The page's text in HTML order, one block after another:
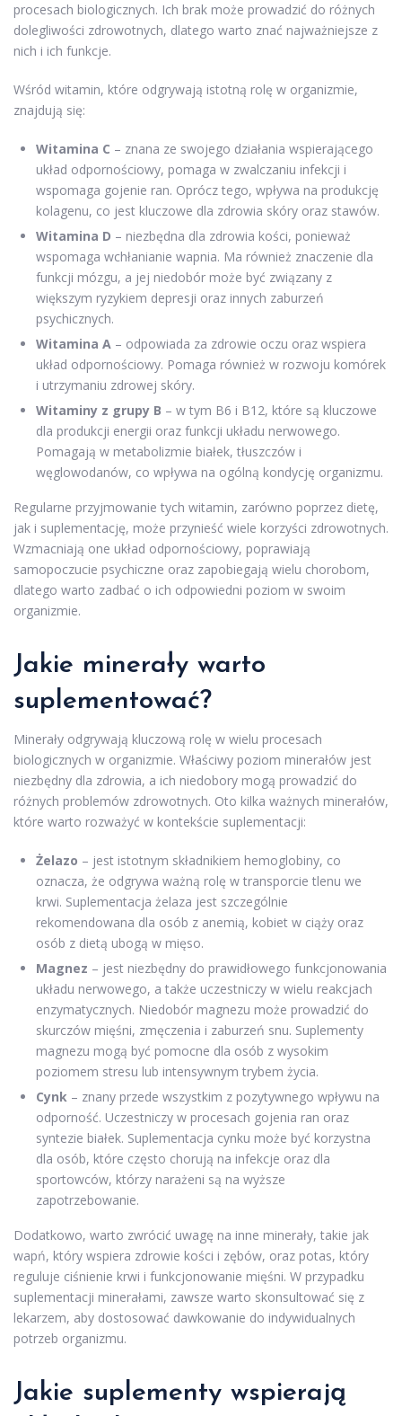
procesach biologicznych. Ich brak może prowadzić do różnych
dolegliwości zdrowotnych, dlatego warto znać najważniejsze z
nich i ich funkcje.
Wśród witamin, które odgrywają istotną rolę w organizmie,
znajdują się:
Witamina C – znana ze swojego działania wspierającego
układ odpornościowy, pomaga w zwalczaniu infekcji i
wspomaga gojenie ran. Oprócz tego, wpływa na produkcję
kolagenu, co jest kluczowe dla zdrowia skóry oraz stawów.
Witamina D – niezbędna dla zdrowia kości, ponieważ
wspomaga wchłanianie wapnia. Ma również znaczenie dla
funkcji mózgu, a jej niedobór może być związany z
większym ryzykiem depresji oraz innych zaburzeń
psychicznych.
Witamina A – odpowiada za zdrowie oczu oraz wspiera
układ odpornościowy. Pomaga również w rozwoju komórek
i utrzymaniu zdrowej skóry.
Witaminy z grupy B – w tym B6 i B12, które są kluczowe
dla produkcji energii oraz funkcji układu nerwowego.
Pomagają w metabolizmie białek, tłuszczów i
węglowodanów, co wpływa na ogólną kondycję organizmu.
Regularne przyjmowanie tych witamin, zarówno poprzez dietę,
jak i suplementację, może przynieść wiele korzyści zdrowotnych.
Wzmacniają one układ odpornościowy, poprawiają
samopoczucie psychiczne oraz zapobiegają wielu chorobom,
dlatego warto zadbać o ich odpowiedni poziom w swoim
organizmie.
Jakie minerały warto
suplementować?
Minerały odgrywają kluczową rolę w wielu procesach
biologicznych w organizmie. Właściwy poziom minerałów jest
niezbędny dla zdrowia, a ich niedobory mogą prowadzić do
różnych problemów zdrowotnych. Oto kilka ważnych minerałów,
które warto rozważyć w kontekście suplementacji:
Żelazo – jest istotnym składnikiem hemoglobiny, co
oznacza, że odgrywa ważną rolę w transporcie tlenu we
krwi. Suplementacja żelaza jest szczególnie
rekomendowana dla osób z anemią, kobiet w ciąży oraz
osób z dietą ubogą w mięso.
Magnez – jest niezbędny do prawidłowego funkcjonowania
układu nerwowego, a także uczestniczy w wielu reakcjach
enzymatycznych. Niedobór magnezu może prowadzić do
skurczów mięśni, zmęczenia i zaburzeń snu. Suplementy
magnezu mogą być pomocne dla osób z wysokim
poziomem stresu lub intensywnym trybem życia.
Cynk – znany przede wszystkim z pozytywnego wpływu na
odporność. Uczestniczy w procesach gojenia ran oraz
syntezie białek. Suplementacja cynku może być korzystna
dla osób, które często chorują na infekcje oraz dla
sportowców, którzy narażeni są na wyższe
zapotrzebowanie.
Dodatkowo, warto zwrócić uwagę na inne minerały, takie jak
wapń, który wspiera zdrowie kości i zębów, oraz potas, który
reguluje ciśnienie krwi i funkcjonowanie mięśni. W przypadku
suplementacji minerałami, zawsze warto skonsultować się z
lekarzem, aby dostosować dawkowanie do indywidualnych
potrzeb organizmu.
Jakie suplementy wspierają